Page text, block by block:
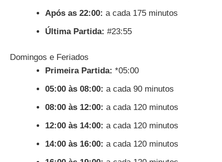
Após as 22:00: a cada 175 minutos
Última Partida: #23:55
Domingos e Feriados
Primeira Partida: *05:00
05:00 às 08:00: a cada 90 minutos
08:00 às 12:00: a cada 120 minutos
12:00 às 14:00: a cada 120 minutos
14:00 às 16:00: a cada 120 minutos